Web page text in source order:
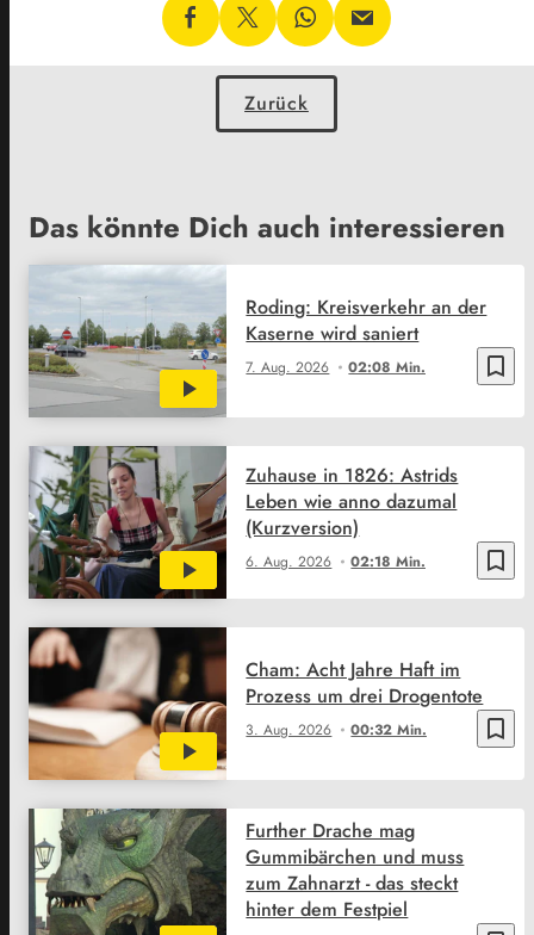
Zurück
Das könnte Dich auch interessieren
bookmark_border
7. Aug. 2026 02:08 Min.
Roding: Kreisverkehr an der
Kaserne wird saniert
bookmark_border
6. Aug. 2026 02:18 Min.
Zuhause in 1826: Astrids
Leben wie anno dazumal
(Kurzversion)
bookmark_border
3. Aug. 2026 00:32 Min.
Cham: Acht Jahre Haft im
Prozess um drei Drogentote
Further Drache mag
Gummibärchen und muss
zum Zahnarzt - das steckt
hinter dem Festpiel